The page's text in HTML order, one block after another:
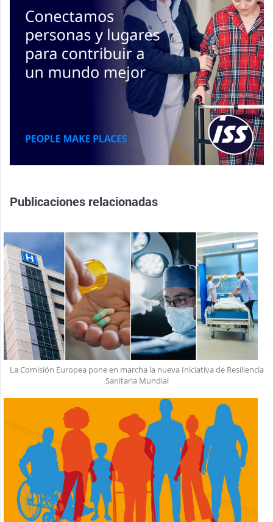
Publicaciones relacionadas
La Comisión Europea pone en marcha la nueva Iniciativa de Resiliencia
Sanitaria Mundial